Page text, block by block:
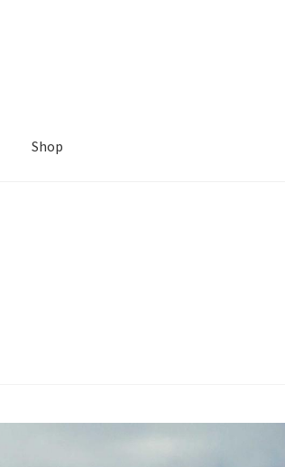
Shop